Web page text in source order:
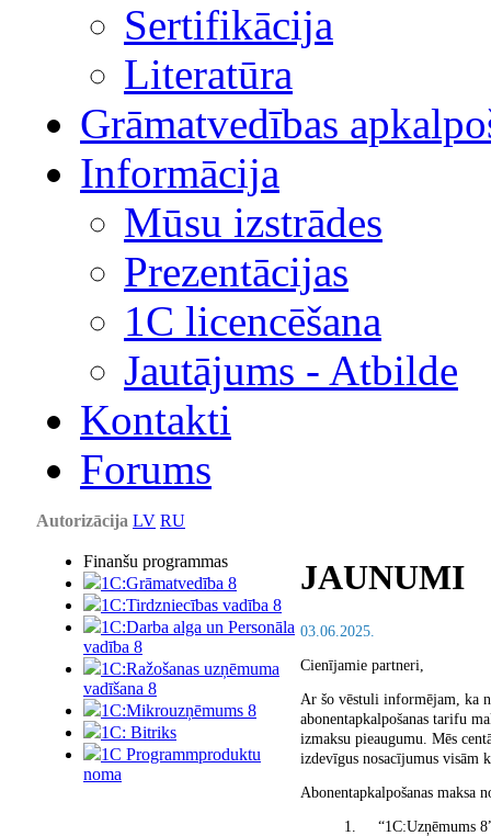
Sertifikācija
Literatūra
Grāmatvedības
Informācija
Mūsu izstrādes
Prezentācijas
1С licencēšana
Jautājums - Atbilde
Kontakti
Forums
Autorizācija LV RU
Finanšu programmas
1C:Grāmatvedība 8
1C:Tirdzniecības vadība 8
1C:Darba alga un Personāla
vadība 8
1C:Ražošanas uzņēmuma
vadīšana 8
1С:Мikrouzņēmums 8
1C: Bitriks
1C Programmproduktu
noma
JAUNUMI
03.06.2025.
Cienījamie partneri,
Ar šo vēstuli informējam, ka
abonentapkalpošanas tarifu
izmaksu pieaugumu. Mēs
izdevīgus nosacījumus visām
Abonentapkalpošanas maksa
1. “1С:Uzņēmums